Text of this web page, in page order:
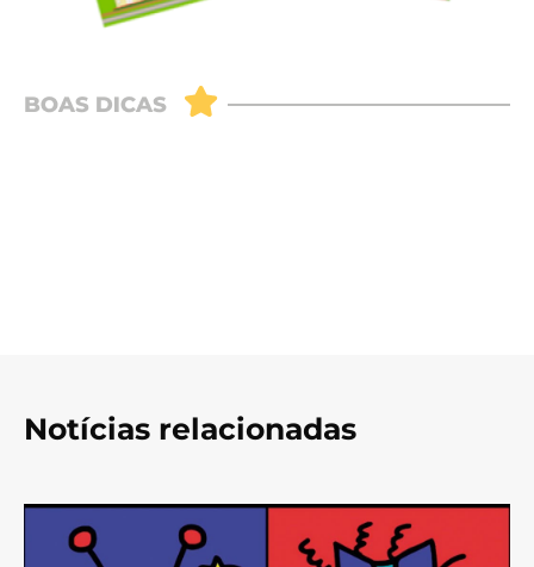
Notícias relacionadas